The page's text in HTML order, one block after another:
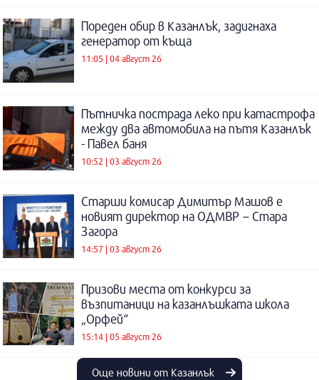
Пореден обир в Казанлък, задигнаха
генератор от къща
11:05 | 04 август 26
Пътничка пострада леко при катастрофа
между два автомобила на пътя Казанлък
- Павел баня
10:52 | 03 август 26
Старши комисар Димитър Машов е
новият директор на ОДМВР – Стара
Загора
14:57 | 03 август 26
Призови места от конкурси за
възпитаници на казанлъшката школа
„Орфей“
15:14 | 05 август 26
Още новини от Казанлък